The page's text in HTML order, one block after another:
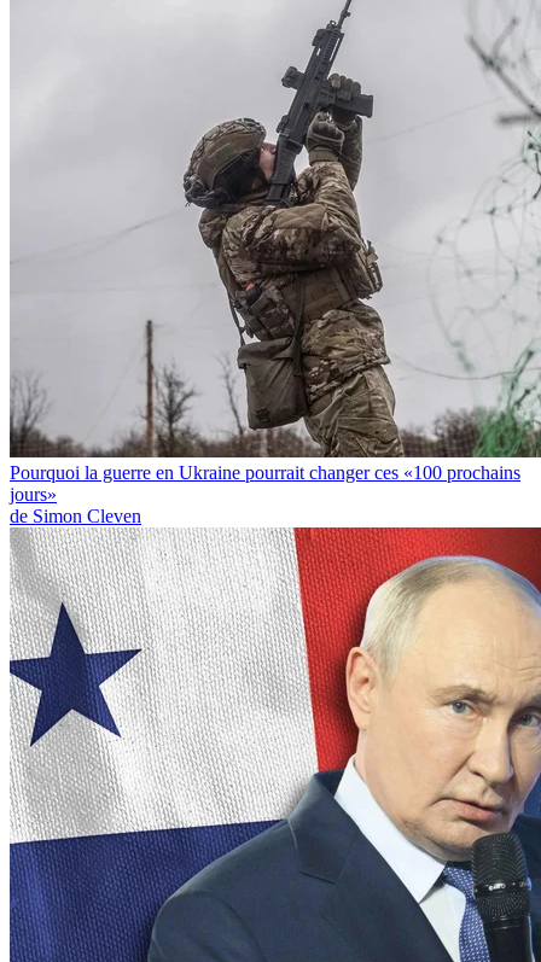
Pourquoi la guerre en Ukraine pourrait changer ces «100 prochains
jours»
de Simon Cleven